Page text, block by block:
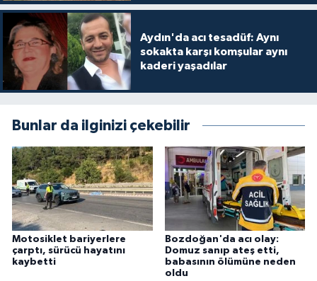
Aydın'da acı tesadüf: Aynı
sokakta karşı komşular aynı
kaderi yaşadılar
Bunlar da ilginizi çekebilir
Motosiklet bariyerlere
çarptı, sürücü hayatını
kaybetti
Bozdoğan'da acı olay:
Domuz sanıp ateş etti,
babasının ölümüne neden
oldu